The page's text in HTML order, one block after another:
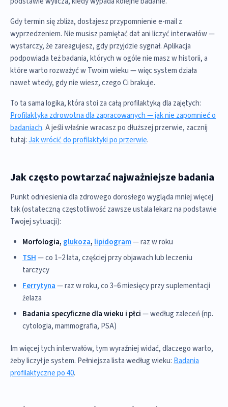
Gdy termin się zbliża, dostajesz przypomnienie e-mail z
wyprzedzeniem. Nie musisz pamiętać dat ani liczyć interwałów —
wystarczy, że zareagujesz, gdy przyjdzie sygnał. Aplikacja
podpowiada też badania, których w ogóle nie masz w historii, a
które warto rozważyć w Twoim wieku — więc system działa
nawet wtedy, gdy nie wiesz, czego Ci brakuje.
To ta sama logika, która stoi za całą profilaktyką dla zajętych:
Profilaktyka zdrowotna dla zapracowanych — jak nie zapomnieć o
badaniach. A jeśli właśnie wracasz po dłuższej przerwie, zacznij
tutaj:Jak wrócić do profilaktyki po przerwie.
Jak często powtarzać najważniejsze badania
Punkt odniesienia dla zdrowego dorosłego wygląda mniej więcej
tak (ostateczną częstotliwość zawsze ustala lekarz na podstawie
Twojej sytuacji):
Morfologia, glukoza, lipidogram— raz w roku
TSH— co 1–2 lata, częściej przy objawach lub leczeniu
tarczycy
Ferrytyna— raz w roku, co 3–6 miesięcy przy suplementacji
żelaza
Badania specyficzne dla wieku i płci— według zaleceń (np.
cytologia, mammografia, PSA)
Im więcej tych interwałów, tym wyraźniej widać, dlaczego warto,
żeby liczył je system. Pełniejsza lista według wieku: Badania
profilaktyczne po 40.